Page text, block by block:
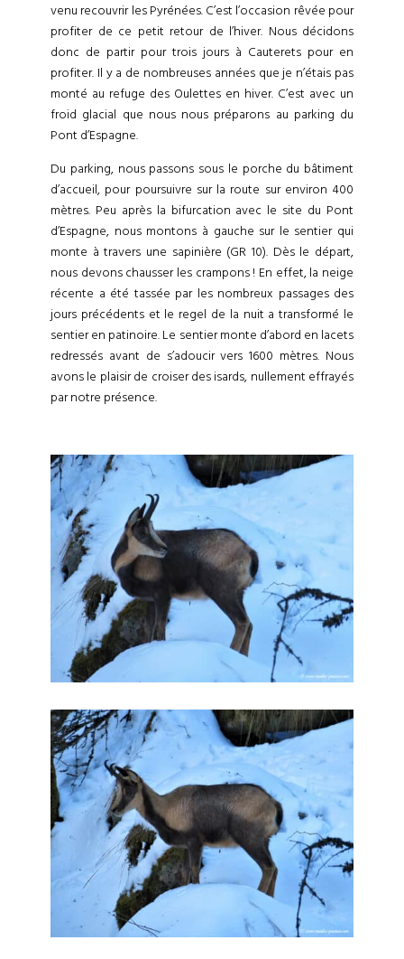
venu recouvrir les Pyrénées. C’est l’occasion rêvée pour
profiter de ce petit retour de l’hiver. Nous décidons
donc de partir pour trois jours à Cauterets pour en
profiter. Il y a de nombreuses années que je n’étais pas
monté au refuge des Oulettes en hiver. C’est avec un
froid glacial que nous nous préparons au parking du
Pont d’Espagne.
Du parking, nous passons sous le porche du bâtiment
d’accueil, pour poursuivre sur la route sur environ 400
mètres. Peu après la bifurcation avec le site du Pont
d’Espagne, nous montons à gauche sur le sentier qui
monte à travers une sapinière (GR 10). Dès le départ,
nous devons chausser les crampons ! En effet, la neige
récente a été tassée par les nombreux passages des
jours précédents et le regel de la nuit a transformé le
sentier en patinoire. Le sentier monte d’abord en lacets
redressés avant de s’adoucir vers 1600 mètres. Nous
avons le plaisir de croiser des isards, nullement effrayés
par notre présence.